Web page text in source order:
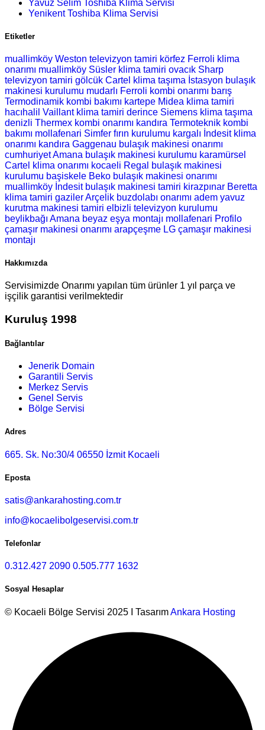
Yavuz Selim Toshiba Klima Servisi
Yenikent Toshiba Klima Servisi
Etiketler
muallimköy Weston televizyon tamiri körfez Ferroli klima
onarımı muallimköy Süsler klima tamiri ovacık Sharp
televizyon tamiri gölcük Cartel klima taşıma İstasyon bulaşık
makinesi kurulumu mudarlı Ferroli kombi onarımı barış
Termodinamik kombi bakımı kartepe Midea klima tamiri
hacıhalil Vaillant klima tamiri derince Siemens klima taşıma
denizli Thermex kombi onarımı kandıra Termoteknik kombi
bakımı mollafenari Simfer fırın kurulumu kargalı İndesit klima
onarımı kandıra Gaggenau bulaşık makinesi onarımı
cumhuriyet Amana bulaşık makinesi kurulumu karamürsel
Cartel klima onarımı kocaeli Regal bulaşık makinesi
kurulumu başiskele Beko bulaşık makinesi onarımı
muallimköy İndesit bulaşık makinesi tamiri kirazpınar Beretta
klima tamiri gaziler Arçelik buzdolabı onarımı adem yavuz
kurutma makinesi tamiri elbizli televizyon kurulumu
beylikbağı Amana beyaz eşya montajı mollafenari Profilo
çamaşır makinesi onarımı arapçeşme LG çamaşır makinesi
montajı
Hakkımızda
Servisimizde Onarımı yapılan tüm ürünler 1 yıl parça ve
işçilik garantisi verilmektedir
Kuruluş 1998
Bağlantılar
Jenerik Domain
Garantili Servis
Merkez Servis
Genel Servis
Bölge Servisi
Adres
665. Sk. No:30/4 06550 İzmit Kocaeli
Eposta
satis@ankarahosting.com.tr
info@kocaelibolgeservisi.com.tr
Telefonlar
0.312.427 2090 0.505.777 1632
Sosyal Hesaplar
© Kocaeli Bölge Servisi 2025 I TasarımAnkara Hosting